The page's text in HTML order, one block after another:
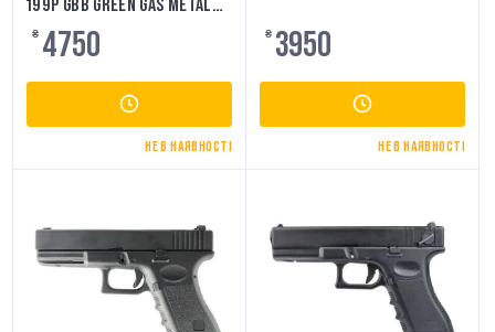
199P GBB GREEN GAS METAL
SLIDE HFC
₴ 4750
НЕ В НАЯВНОСТІ
₴ 3950
НЕ В НАЯВНОСТІ